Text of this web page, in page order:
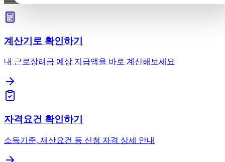
계산기로 확인하기
내 근로장려금 예상 지급액을 바로 계산해보세요
자격요건 확인하기
소득기준, 재산요건 등 신청 자격 상세 안내